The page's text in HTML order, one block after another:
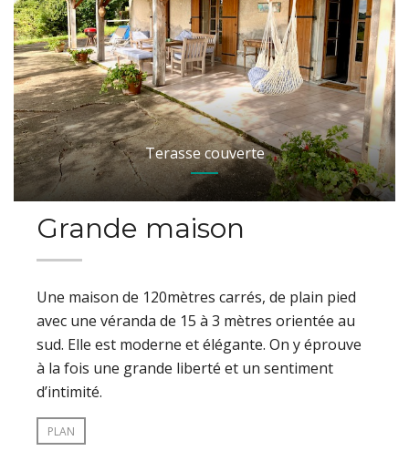
Terasse couverte
Grande maison
Une maison de 120mètres carrés, de plain pied
avec une véranda de 15 à 3 mètres orientée au
sud. Elle est moderne et élégante. On y éprouve
à la fois une grande liberté et un sentiment
d’intimité.
PLAN